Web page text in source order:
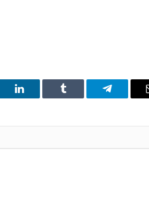
LinkedIn Tumblr Telegram